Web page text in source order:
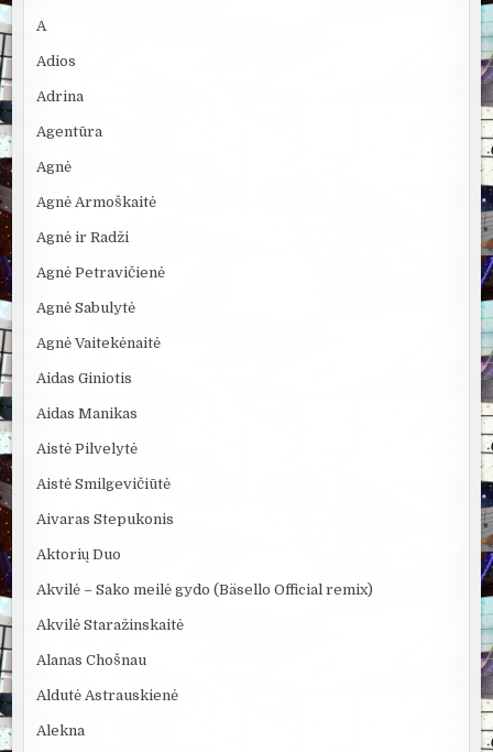
A
Adios
Adrina
Agentūra
Agnė
Agnė Armoškaitė
Agnė ir Radži
Agnė Petravičienė
Agnė Sabulytė
Agnė Vaitekėnaitė
Aidas Giniotis
Aidas Manikas
Aistė Pilvelytė
Aistė Smilgevičiūtė
Aivaras Stepukonis
Aktorių Duo
Akvilė – Sako meilė gydo (Bäsello Official remix)
Akvilė Staražinskaitė
Alanas Chošnau
Aldutė Astrauskienė
Alekna